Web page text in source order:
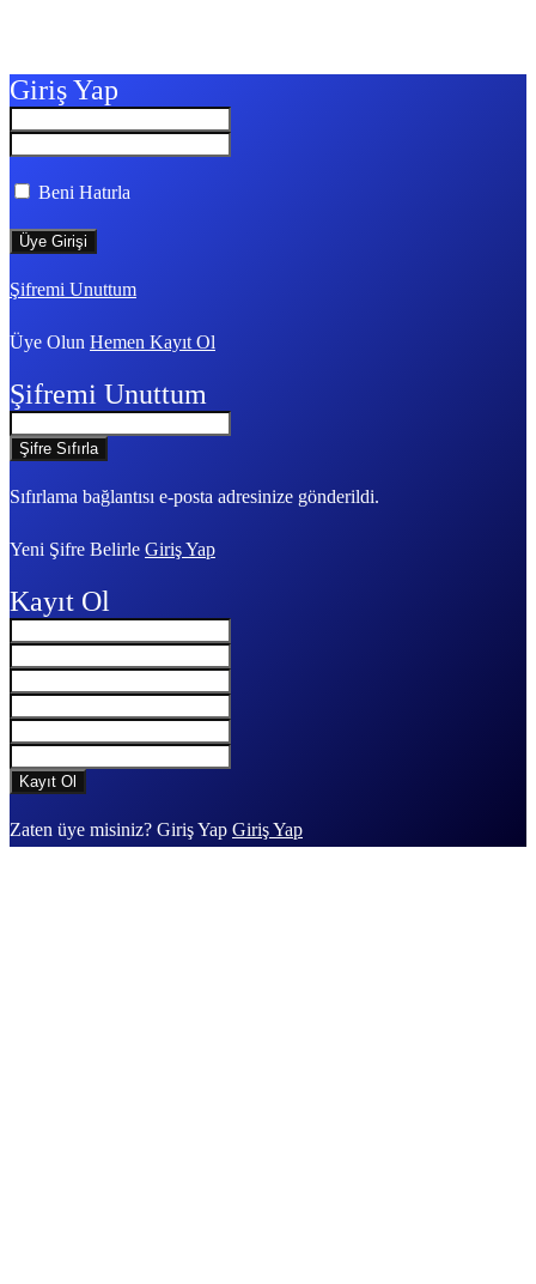
Giriş Yap
Beni Hatırla
Şifremi Unuttum
Üye Olun Hemen Kayıt Ol
Şifremi Unuttum
Sıfırlama bağlantısı e-posta adresinize gönderildi.
Yeni Şifre Belirle Giriş Yap
Kayıt Ol
Zaten üye misiniz? Giriş Yap Giriş Yap